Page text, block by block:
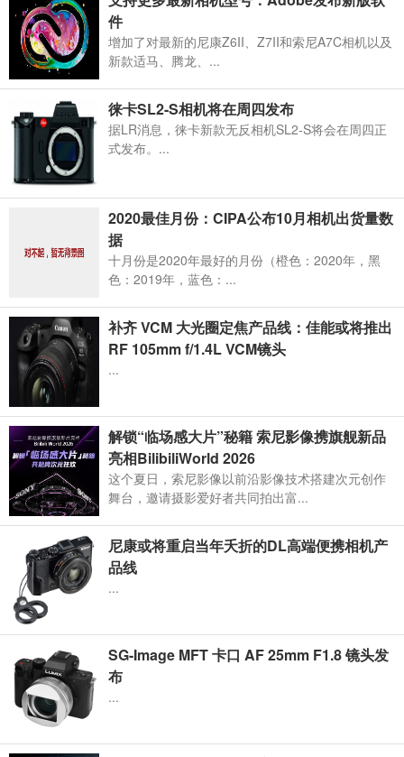
件
增加了对最新的尼康Z6II、Z7II和索尼A7C相机以及
新款适马、腾龙、...
徕卡SL2-S相机将在周四发布
据LR消息，徕卡新款无反相机SL2-S将会在周四正
式发布。...
2020最佳月份：CIPA公布10月相机出货量数
据
十月份是2020年最好的月份（橙色：2020年，黑
色：2019年，蓝色：...
补齐 VCM 大光圈定焦产品线：佳能或将推出
RF 105mm f/1.4L VCM镜头
...
解锁“临场感大片”秘籍 索尼影像携旗舰新品
亮相BilibiliWorld 2026
这个夏日，索尼影像以前沿影像技术搭建次元创作
舞台，邀请摄影爱好者共同拍出富...
尼康或将重启当年夭折的DL高端便携相机产
品线
...
SG-Image MFT 卡口 AF 25mm F1.8 镜头发
布
...